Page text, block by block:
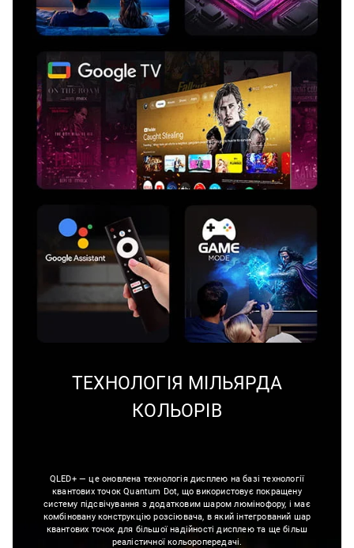
ТЕХНОЛОГІЯ МІЛЬЯРДА
КОЛЬОРІВ
QLED+ — це оновлена технологія дисплею на базі технології
квантових точок Quantum Dot, що використовує покращену
систему підсвічування з додатковим шаром люмінофору, і має
комбіновану конструкцію розсіювача, в який інтегрований шар
квантових точок для більшої надійності дисплею та ще більш
реалістичної кольоропередачі.